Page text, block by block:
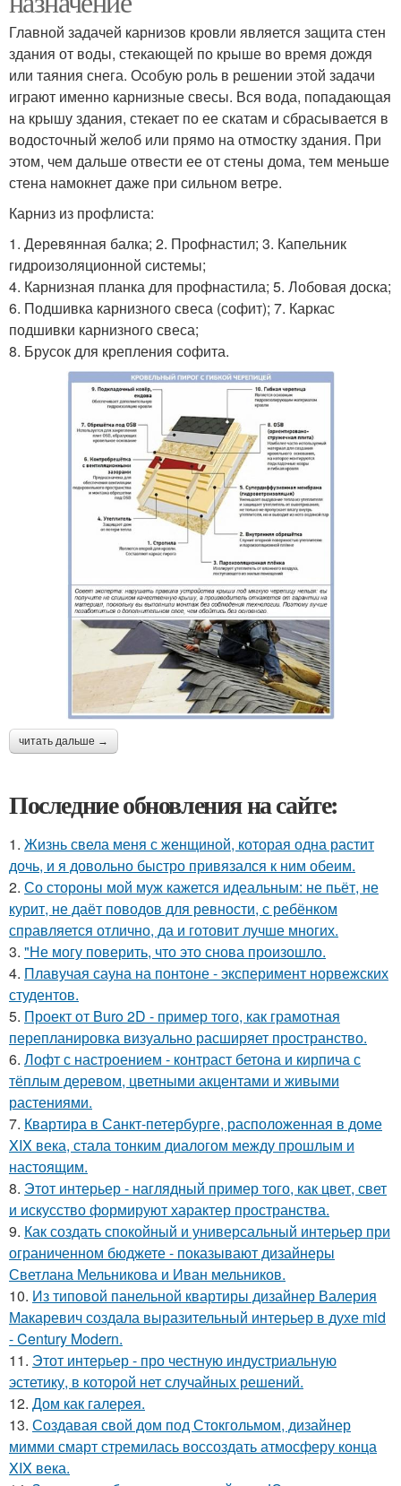
Главной задачей карнизов кровли является защита стен
здания от воды, стекающей по крыше во время дождя
или таяния снега. Особую роль в решении этой задачи
играют именно карнизные свесы. Вся вода, попадающая
на крышу здания, стекает по ее скатам и сбрасывается в
водосточный желоб или прямо на отмостку здания. При
этом, чем дальше отвести ее от стены дома, тем меньше
стена намокнет даже при сильном ветре.
Карниз из профлиста:
1. Деревянная балка; 2. Профнастил; 3. Капельник
гидроизоляционной системы;
4. Карнизная планка для профнастила; 5. Лобовая доска;
6. Подшивка карнизного свеса (софит); 7. Каркас
подшивки карнизного свеса;
8. Брусок для крепления софита.
читать дальше →
Последние обновления на сайте:
1. Жизнь свела меня с женщиной, которая одна растит
дочь, и я довольно быстро привязался к ним обеим.
2. Со стороны мой муж кажется идеальным: не пьёт, не
курит, не даёт поводов для ревности, с ребёнком
справляется отлично, да и готовит лучше многих.
3. "Не могу поверить, что это снова произошло.
4. Плавучая сауна на понтоне - эксперимент норвежских
студентов.
5. Проект от Buro 2D - пример того, как грамотная
перепланировка визуально расширяет пространство.
6. Лофт с настроением - контраст бетона и кирпича с
тёплым деревом, цветными акцентами и живыми
растениями.
7. Квартира в Санкт-петербурге, расположенная в доме
XIX века, стала тонким диалогом между прошлым и
настоящим.
8. Этот интерьер - наглядный пример того, как цвет, свет
и искусство формируют характер пространства.
9. Как создать спокойный и универсальный интерьер при
ограниченном бюджете - показывают дизайнеры
Светлана Мельникова и Иван мельников.
10. Из типовой панельной квартиры дизайнер Валерия
Макаревич создала выразительный интерьер в духе mid
- Century Modern.
11. Этот интерьер - про честную индустриальную
эстетику, в которой нет случайных решений.
12. Дом как галерея.
13. Создавая свой дом под Стокгольмом, дизайнер
мимми смарт стремилась воссоздать атмосферу конца
XIX века.